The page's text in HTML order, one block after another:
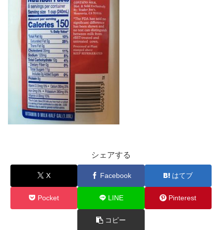
シェアする
X Facebook はてブ
Pocket LINE Pinterest
コピー